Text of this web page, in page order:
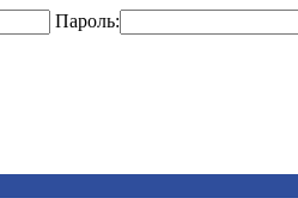
Пароль: